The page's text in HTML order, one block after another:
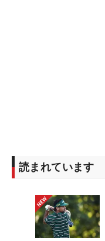
読まれています